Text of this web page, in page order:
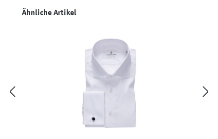
Produktgalerie überspringen
Ähnliche Artikel